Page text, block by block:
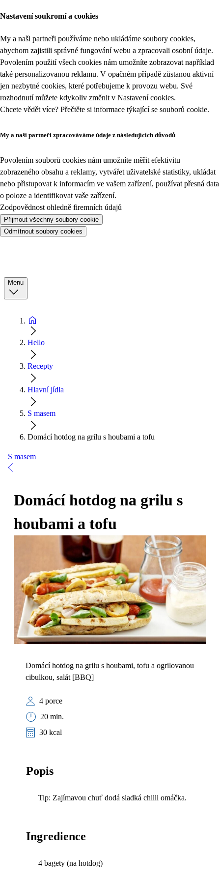
Nastavení soukromí a cookies
My a naši partneři používáme nebo ukládáme soubory cookies,
abychom zajistili správné fungování webu a zpracovali osobní údaje.
Povolením použití všech cookies nám umožníte zobrazovat například
také personalizovanou reklamu. V opačném případě zůstanou aktivní
jen nezbytné cookies, které potřebujeme k provozu webu. Své
rozhodnutí můžete kdykoliv změnit v Nastavení cookies.
Chcete vědět více? Přečtěte si informace týkající se souborů cookie.
My a naši partneři zpracováváme údaje z následujících důvodů
Povolením souborů cookies nám umožníte měřit efektivitu
zobrazeného obsahu a reklamy, vytvářet uživatelské statistiky, ukládat
nebo přistupovat k informacím ve vašem zařízení, používat přesná data
o poloze a identifikovat vaše zařízení.
Zodpovědnost ohledně firemních údajů
Přijmout všechny soubory cookie
Odmítnout soubory cookies
Menu
Hello
Recepty
Hlavní jídla
S masem
Domácí hotdog na grilu s houbami a tofu
S masem
Domácí hotdog na grilu s
houbami a tofu
Domácí hotdog na grilu s houbami, tofu a ogrilovanou
cibulkou, salát [BBQ]
4 porce
20 min.
30 kcal
Popis
Tip: Zajímavou chuť dodá sladká chilli omáčka.
Ingredience
4 bagety (na hotdog)